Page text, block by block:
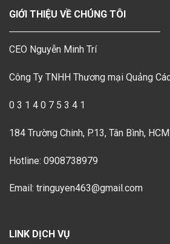
GIỚI THIỆU VỀ CHÚNG TÔI
CEO Nguyễn Minh Trí
Công Ty TNHH Thương mại Quảng
0 3 1 4 0 7 5 3 4 1
184 Trường Chinh, P.13, Tân Bình, HCM.
Hotline: 0908738979
Email: tringuyen463@gmail.com
LINK DỊCH VỤ